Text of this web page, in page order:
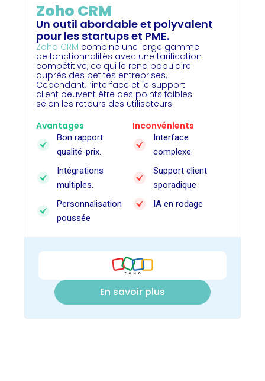
Zoho CRM
Un outil abordable et polyvalent
pour les startups et PME.
Zoho CRM combine une large gamme
de fonctionnalités avec une tarification
compétitive, ce qui le rend populaire
auprès des petites entreprises.
Cependant, l’interface et le support
client peuvent être des points faibles
selon les retours des utilisateurs.
Avantages
Bon rapport
qualité-prix.
Intégrations
multiples.
Personnalisation
poussée
Inconvénlents
Interface
complexe.
Support client
sporadique
IA en rodage
En savoir plus